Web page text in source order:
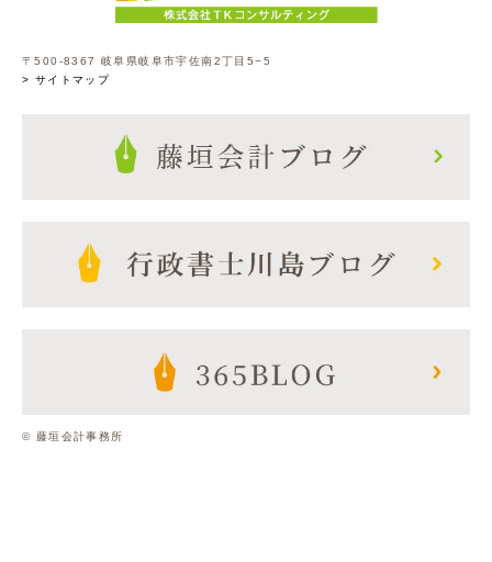
〒500-8367 岐阜県岐阜市宇佐南2丁目5−5
> サイトマップ
© 藤垣会計事務所